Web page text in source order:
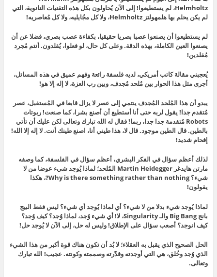
Helmholtz، لم يستطيعوا! إلى الآن يُحاولون بكل هذه التقنيات النانوية، التي
لم يكن يحلم بها هلمهولتز Helmholtz، ولا كل مجُايليه، ولا كل مُعاصريه!
لم يستطيعوا أن يصنعوا عصبا بصريا حقيقيا، بكفاءة عصب بصري، فضلا عن أن
يصنعوا العين الكاملة، بهذه الدقة. وعلى كل حال، لو فعلوا، يُقلدون. أنتم مُجرد
مُقلدين!
يُعجبني مقالة كاتب أمريكي، لديه فلسفة رائعة وفهم عميق في هذه المسائل،
أجرى مثل هذا الحوار بين مُلحد مُجدف، وبين رب العزة، لا إله إلا هو!
يبدو أن هذا المُلحد المُجدف ينتمي إلى عصر لا يزال قابعا في المُستقبل، عصر
مُتقدم جدا! يقول لربه حتى أنا أستطيع أن أصنع بشرا، كما صنعت! ربوتات
Robots مُتقدمة جدا جدا، ربما! فقال له الله تبارك وتعالى لكن عليك أن تأتي
بالطين. قال الطين موجود. قال لا، هذا طيني أنا، اصنع طينك أنت. لا إله إلا الله!
إفحام شديد!
لذلك أعظم سؤال في الفكر البشري، أعظم سؤال في الفلسفة، كما وصفه
مارتن هايدغر Martin Heidegger المُلحد؛ لماذا يُوجد شيء عوضا من لا
شيء؟ Why is there something rather than nothing?، هكذا
يقولون!
لماذا يُوجد شيء بدلا من لا شيء؟ أي لماذا يُوجد أي شيء؟ ليس فقط البيج
بانج Big Bang والـ Singularity، لا! أي شيء وُجد، لماذا وُجد؟ كيف وُجد؟
كيف انوجد؟ أصعب سؤال على الإطلاق! وليس له حل، إلى الآن لا يُوجد حل!
الحل الصحيح الذي يقبل به العقلاء؛ لا بُد أن تكون هناك قوة أكبر من هذا الشيء
الذي وُجد وخُلق، هي التي أوجدته وقدّرته وصممته وكونته. عجيب! الله تبارك
وتعالى.